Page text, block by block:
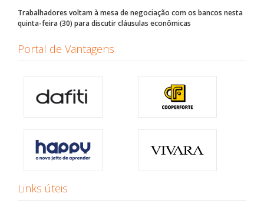
Trabalhadores voltam à mesa de negociação com os bancos nesta
quinta-feira (30) para discutir cláusulas econômicas
Portal de Vantagens
Links úteis